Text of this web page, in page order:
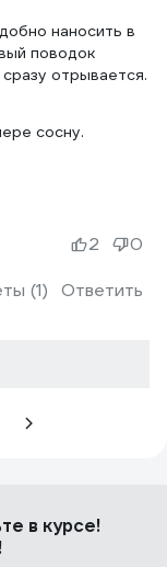
наносить в
поводок
отрывается.
сосну.
(1) Ответить
2 0
в курсе!